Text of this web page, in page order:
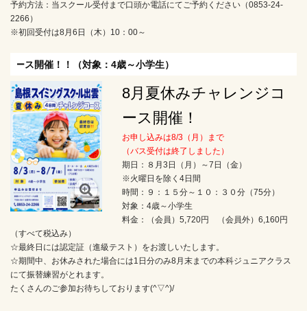
予約方法：当スクール受付まで口頭か電話にてご予約ください（0853-24-
2266）
※初回受付は8月6日（木）10：00～
～小学生）
8月夏休みチャレンジコ
ース開催！
お申し込みは8/3（月）まで
（バス受付は終了しました）
期日：８月3日（月）～7日（金）
※火曜日を除く4日間
時間：９：１５分～１０：３０分（75分）
対象：4歳～小学生
料金：（会員）5,720円 （会員外）6,160円
（すべて税込み）
☆最終日には認定証（進級テスト）をお渡しいたします。
☆期間中、お休みされた場合には1日分のみ8月末までの本科ジュニアクラス
にて振替練習がとれます。
たくさんのご参加お待ちしております(^▽^)/